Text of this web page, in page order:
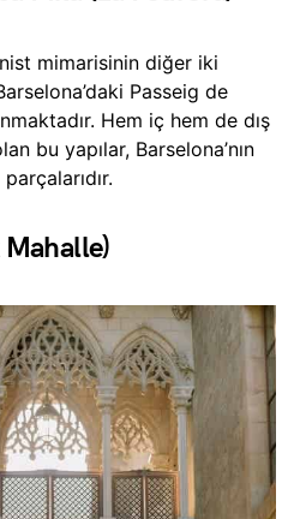
mimarisinin diğer iki
Passeig de
Hem iç hem de dış
bu yapılar, Barselona’nın